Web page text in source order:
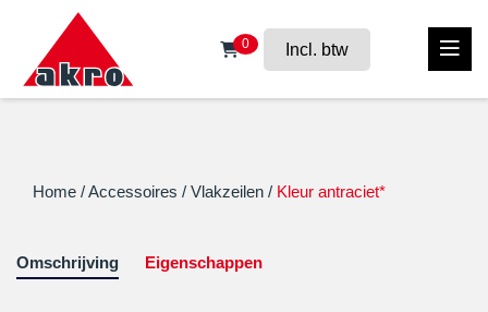
0 Incl. btw
Home /Accessoires / Vlakzeilen / Kleur antraciet*
Omschrijving Eigenschappen